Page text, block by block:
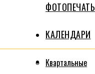
ФОТОПЕЧАТЬ
КАЛЕНДАРИ
Квартальные